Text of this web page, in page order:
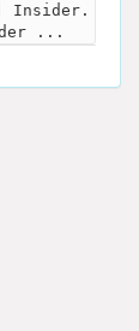
Insider.
der ...